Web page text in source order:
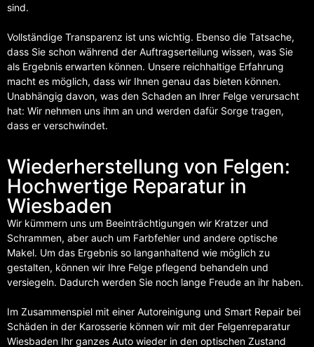
sind.
Vollständige Transparenz ist uns wichtig. Ebenso die Tatsache,
dass Sie schon während der Auftragserteilung wissen, was Sie
als Ergebnis erwarten können. Unsere reichhaltige Erfahrung
macht es möglich, dass wir Ihnen genau das bieten können.
Unabhängig davon, was den Schaden an Ihrer Felge verursacht
hat: Wir nehmen uns ihm an und werden dafür Sorge tragen,
dass er verschwindet.
Wiederherstellung von Felgen:
Hochwertige Reparatur in
Wiesbaden
Wir kümmern uns um Beeinträchtigungen wir Kratzer und
Schrammen, aber auch um Farbfehler und andere optische
Makel. Um das Ergebnis so langanhaltend wie möglich zu
gestalten, können wir Ihre Felge pflegend behandeln und
versiegeln. Dadurch werden Sie noch lange Freude an ihr haben.
Im Zusammenspiel mit einer Autoreinigung und Smart Repair bei
Schäden in der Karosserie können wir mit der Felgenreparatur
Wiesbaden Ihr ganzes Auto wieder in den optischen Zustand